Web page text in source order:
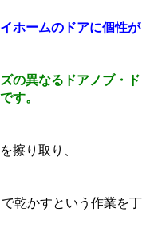
ホームのドアに個性が
の異なるドアノブ・ド
す。
擦り取り、
乾かすという作業を丁